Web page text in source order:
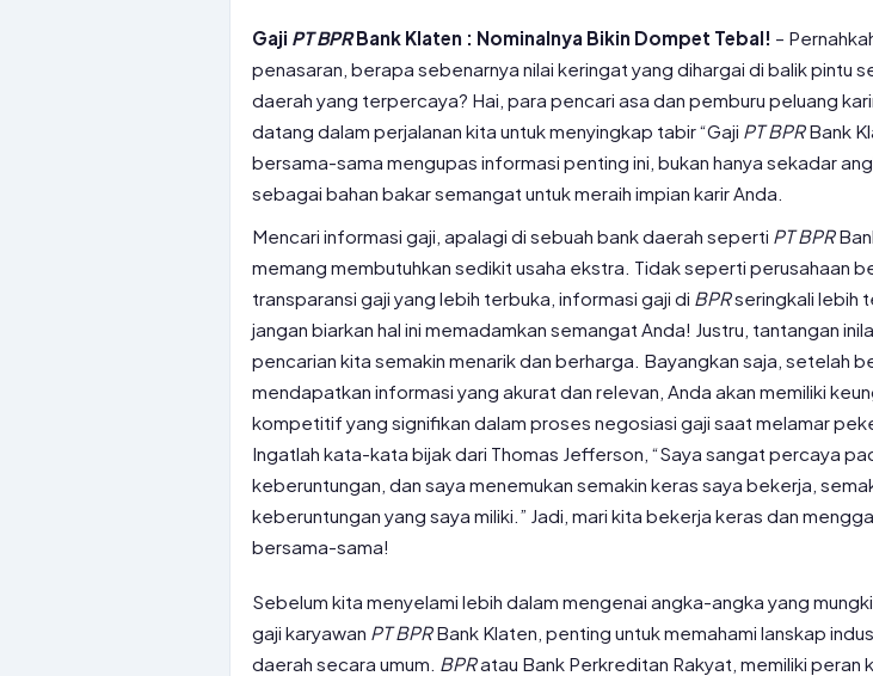
Gaji PT BPRBank Klaten : Nominalnya Bikin Dompet Tebal! –
penasaran, berapa sebenarnya nilai keringat yang dihargai di balik pintu
daerah yang terpercaya? Hai, para pencari asa dan pemburu peluang
datang dalam perjalanan kita untuk menyingkap tabir “Gaji PT BPRBank
bersama-sama mengupas informasi penting ini, bukan hanya sekadar
sebagai bahan bakar semangat untuk meraih impian karir Anda.
Mencari informasi gaji, apalagi di sebuah bank daerah seperti PT BPR
memang membutuhkan sedikit usaha ekstra. Tidak seperti perusahaan
transparansi gaji yang lebih terbuka, informasi gaji di BPRseringkali lebih
jangan biarkan hal ini memadamkan semangat Anda! Justru, tantangan
pencarian kita semakin menarik dan berharga. Bayangkan saja, setelah
mendapatkan informasi yang akurat dan relevan, Anda akan memiliki
kompetitif yang signifikan dalam proses negosiasi gaji saat melamar
Ingatlah kata-kata bijak dari Thomas Jefferson, “Saya sangat percaya
keberuntungan, dan saya menemukan semakin keras saya bekerja,
keberuntungan yang saya miliki.” Jadi, mari kita bekerja keras dan
bersama-sama!
Sebelum kita menyelami lebih dalam mengenai angka-angka yang
gaji karyawan PT BPRBank Klaten, penting untuk memahami lanskap
daerah secara umum. BPRatau Bank Perkreditan Rakyat, memiliki peran